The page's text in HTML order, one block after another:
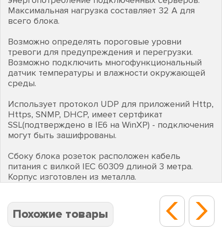
Максимальная нагрузка составляет 32 А для
всего блока.
Возможно определять пороговые уровни
тревоги для предупреждения и перегрузки.
Возможно подключить многофункциональный
датчик температуры и влажности окружающей
среды.
Использует протокол UDP для приложений Http,
Https, SNMP, DHCP, имеет сертфикат
SSL(подтверждено в IE6 на WinXP) - подключения
могут быть зашифрованы.
Сбоку блока розеток расположен кабель
питания с вилкой IEC 60309 длиной 3 метра.
Корпус изготовлен из металла.
Похожие товары